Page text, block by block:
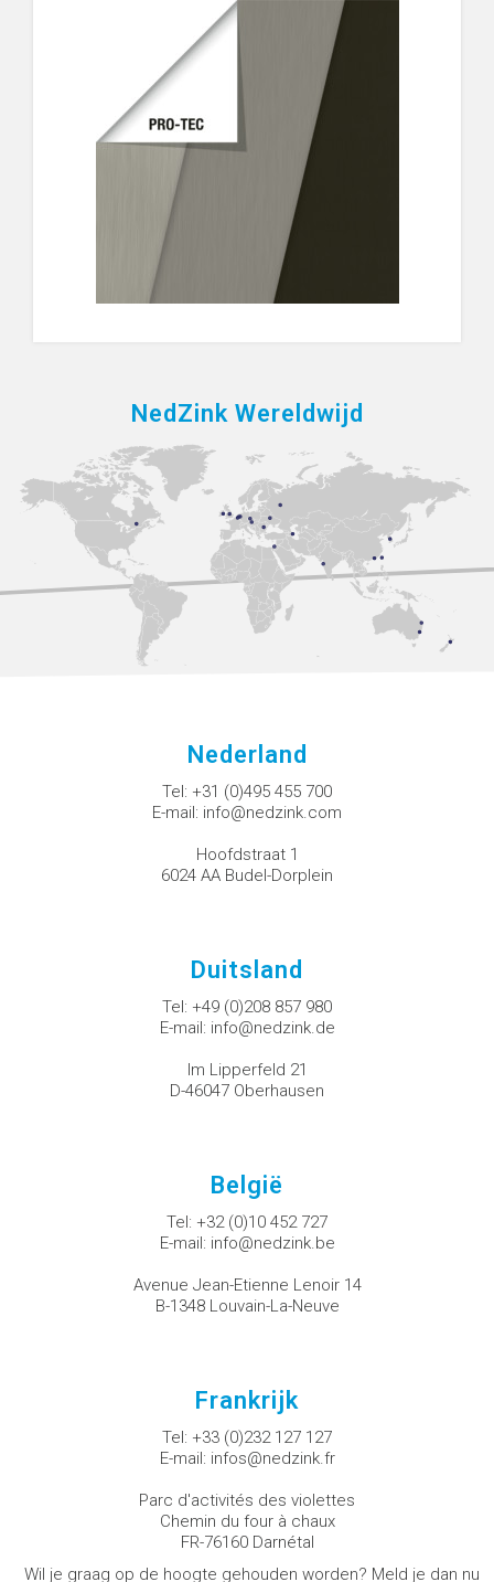
NedZink Wereldwijd
Nederland
Tel: +31 (0)495 455 700
E-mail: info@nedzink.com
Hoofdstraat 1
6024 AA Budel-Dorplein
Duitsland
Tel: +49 (0)208 857 980
E-mail: info@nedzink.de
Im Lipperfeld 21
D-46047 Oberhausen
België
Tel: +32 (0)10 452 727
E-mail: info@nedzink.be
Avenue Jean-Etienne Lenoir 14
B-1348 Louvain-La-Neuve
Frankrijk
Tel: +33 (0)232 127 127
E-mail: infos@nedzink.fr
Parc d'activités des violettes
Chemin du four à chaux
FR-76160 Darnétal
Wil je graag op de hoogte gehouden worden? Meld je dan nu